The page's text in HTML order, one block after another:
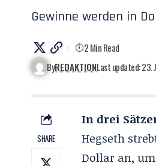
Gewinne werden in
ByREDAKTIONLast updated: 23.
2 Min Read
SHARE
In drei
Hegseth
Dollar an,